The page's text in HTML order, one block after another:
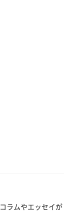
ラムやエッセイが